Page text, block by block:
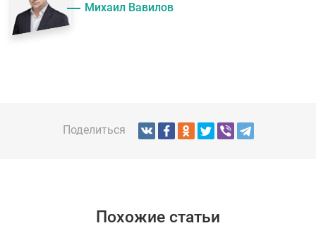
Михаил Вавилов
Поделиться
Похожие статьи